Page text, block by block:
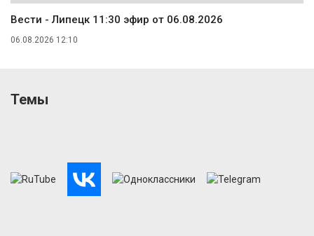
Вести - Липецк 11:30 эфир от 06.08.2026
06.08.2026 12:10
Темы